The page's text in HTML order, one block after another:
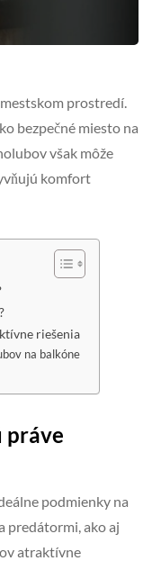
prostredí.
bezpečné miesto na
však môže
komfort
riešenia
na balkóne
práve
podmienky na
predátormi, ako aj
atraktívne